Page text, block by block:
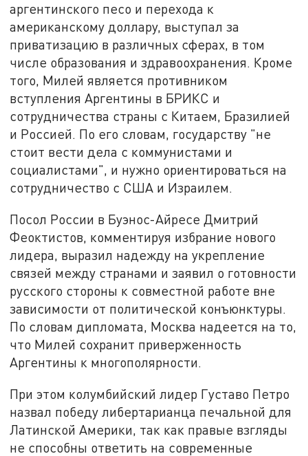
аргентинского песо и перехода к
американскому доллару, выступал за
приватизацию в различных сферах, в том
числе образования и здравоохранения. Кроме
того, Милей является противником
вступления Аргентины в БРИКС и
сотрудничества страны с Китаем, Бразилией
и Россией. По его словам, государству "не
стоит вести дела с коммунистами и
социалистами", и нужно ориентироваться на
сотрудничество с США и Израилем.
Посол России в Буэнос-Айресе Дмитрий
Феоктистов, комментируя избрание нового
лидера, выразил надежду на укрепление
связей между странами и заявил о готовности
русского стороны к совместной работе вне
зависимости от политической конъюнктуры.
По словам дипломата, Москва надеется на то,
что Милей сохранит приверженность
Аргентины к многополярности.
При этом колумбийский лидер Густаво Петро
назвал победу либертарианца печальной для
Латинской Америки, так как правые взгляды
не способны ответить на современные